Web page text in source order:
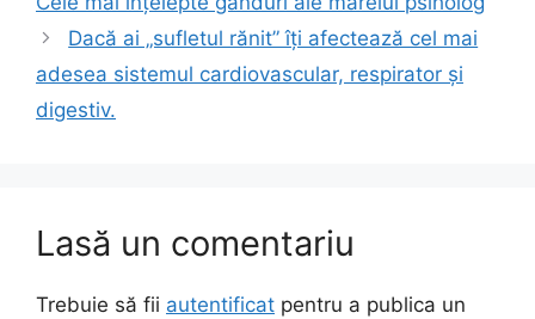
Dacă ai „sufletul rănit” îți afectează cel mai
adesea sistemul cardiovascular, respirator și
digestiv.
Lasă un comentariu
Trebuie să fii autentificat pentru a publica un